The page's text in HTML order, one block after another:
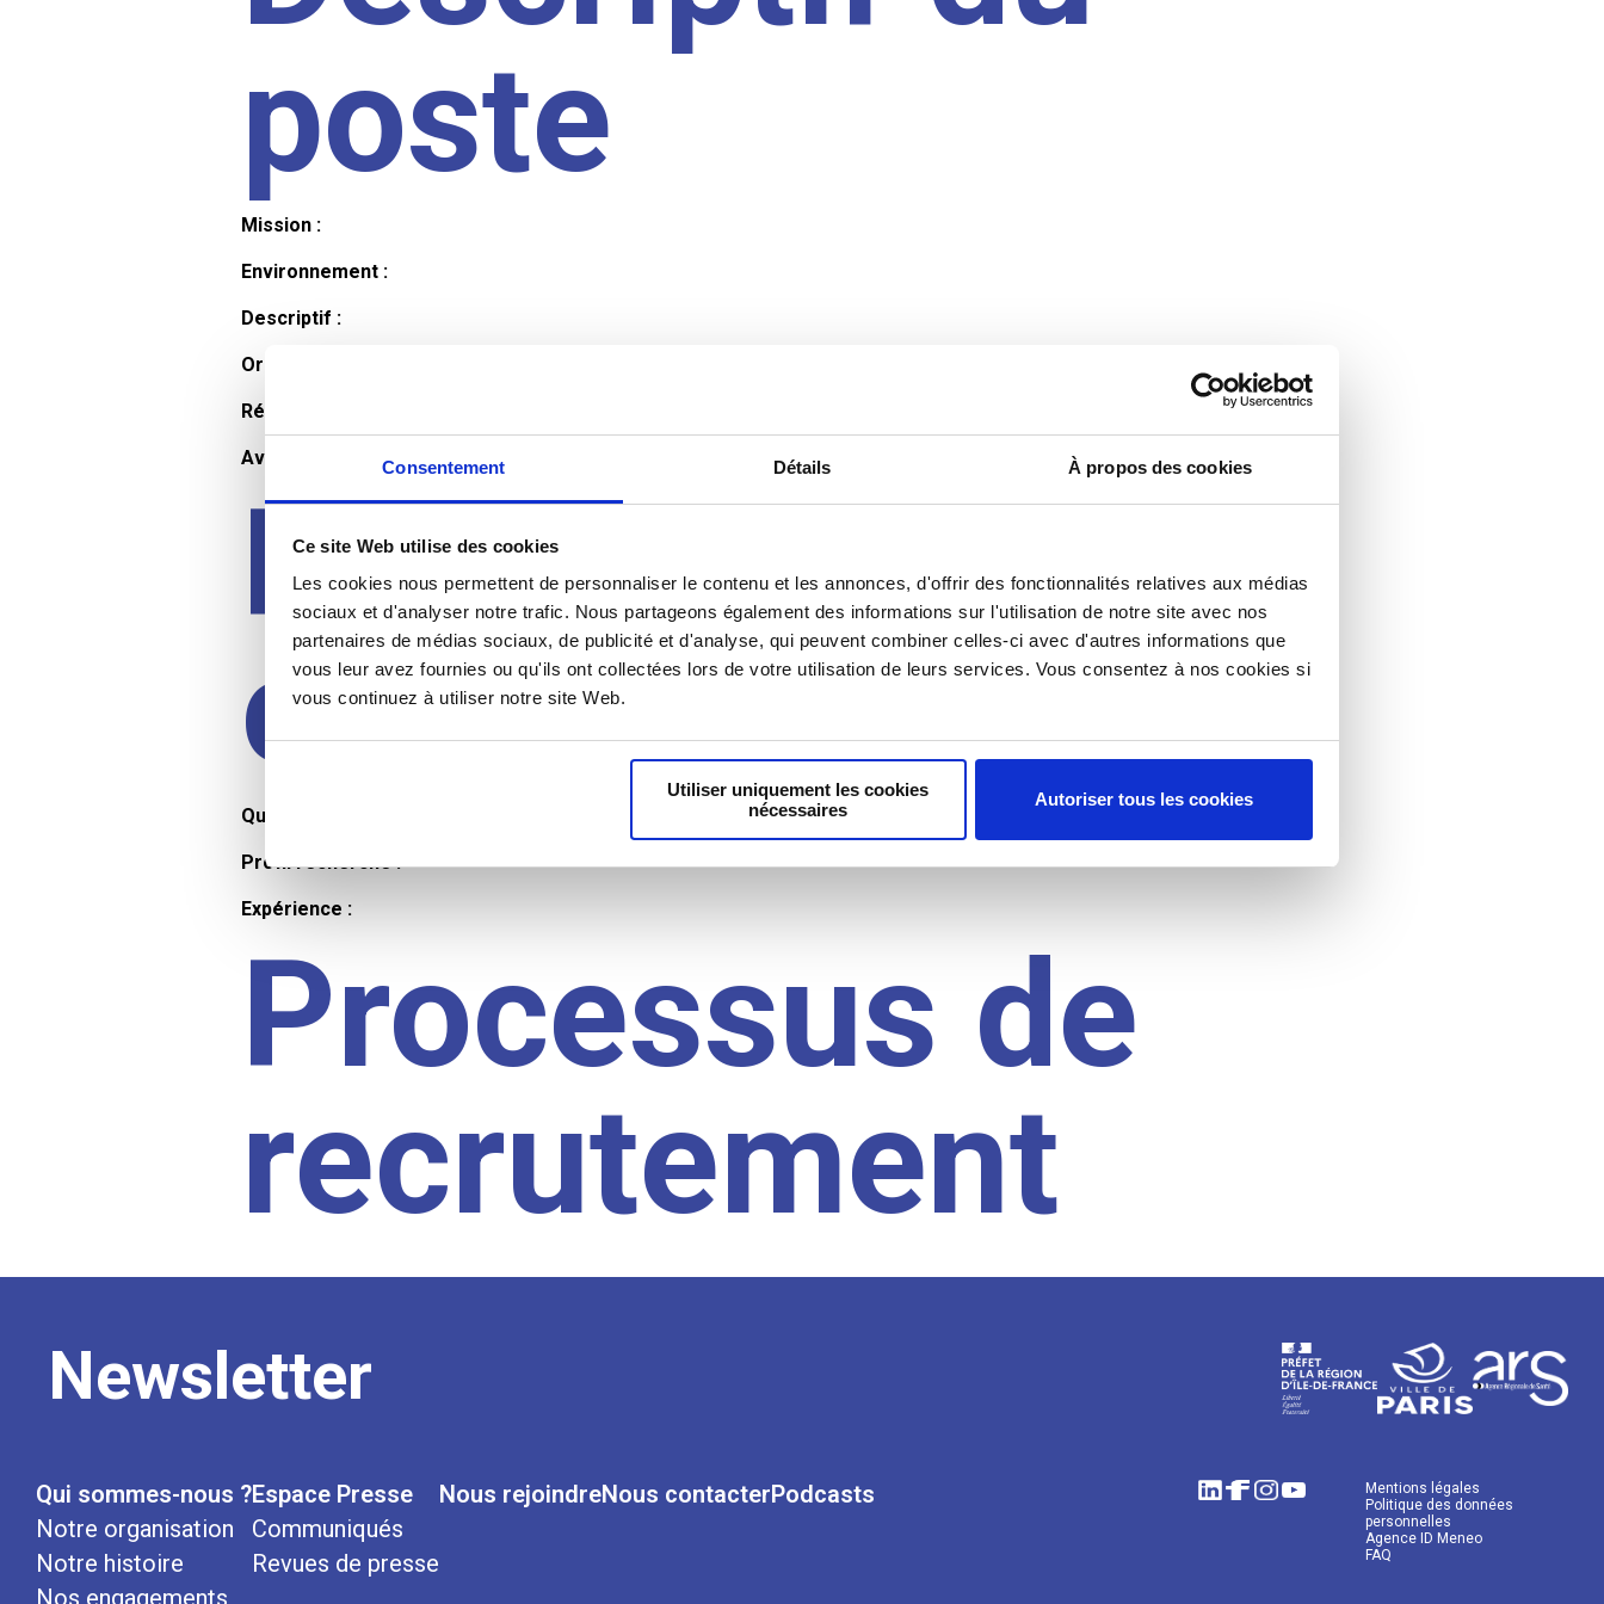
Consentement Détails À propos des cookies
Ce site Web utilise des cookies
Les cookies nous permettent de personnaliser le contenu et les annonces, d'offrir des fonctionnalités relatives aux médias
sociaux et d'analyser notre trafic. Nous partageons également des informations sur l'utilisation de notre site avec nos
partenaires de médias sociaux, de publicité et d'analyse, qui peuvent combiner celles-ci avec d'autres informations que
vous leur avez fournies ou qu'ils ont collectées lors de votre utilisation de leurs services. Vous consentez à nos cookies si
vous continuez à utiliser notre site Web.
Utiliser uniquement les cookies
nécessaires
Autoriser tous les cookies
poste
Mission :
Environnement :
Descriptif :
Organisation et horaires :
Rémunération :
Avantages :
Profil du
candidat
Qualifications et diplômes :
Profil recherché :
Expérience :
Processus de
recrutement
Newsletter
Qui sommes-nous ?
Notre organisation
Notre histoire
Nos engagements
Espace Presse
Communiqués
Revues de presse
Nous rejoindreNous contacterPodcasts
Mentions légales
Politique des données
personnelles
Agence ID Meneo
FAQ